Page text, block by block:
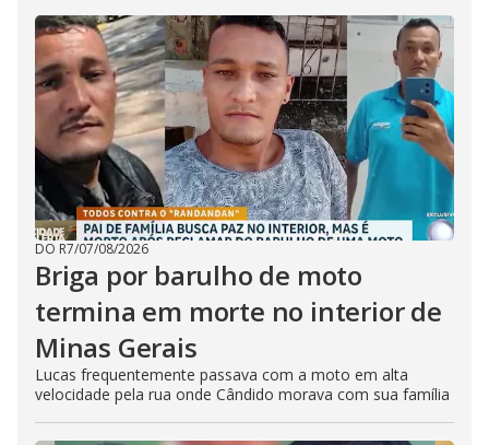
DO R7/07/08/2026
Briga por barulho de moto
termina em morte no interior de
Minas Gerais
Lucas frequentemente passava com a moto em alta
velocidade pela rua onde Cândido morava com sua família